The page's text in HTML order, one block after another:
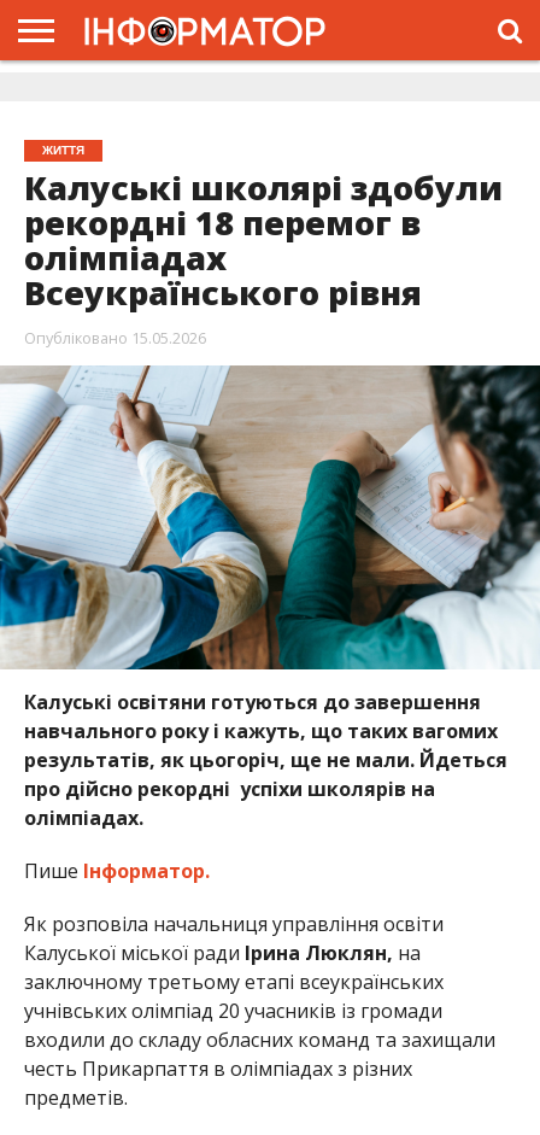
ЖИТТЯ
Калуські школярі здобули
рекордні 18 перемог в
олімпіадах
Всеукраїнського рівня
Опубліковано 15.05.2026
Калуські освітяни готуються до завершення
навчального року і кажуть, що таких вагомих
результатів, як цьогоріч, ще не мали. Йдеться
про дійсно рекордні успіхи школярів на
олімпіадах.
Пише Інформатор.
Як розповіла начальниця управління освіти
Калуської міської ради Ірина Люклян, на
заключному третьому етапі всеукраїнських
учнівських олімпіад 20 учасників із громади
входили до складу обласних команд та захищали
честь Прикарпаття в олімпіадах з різних
предметів.